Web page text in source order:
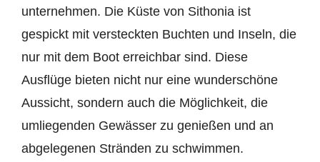
unternehmen. Die Küste von Sithonia ist
gespickt mit versteckten Buchten und Inseln, die
nur mit dem Boot erreichbar sind. Diese
Ausflüge bieten nicht nur eine wunderschöne
Aussicht, sondern auch die Möglichkeit, die
umliegenden Gewässer zu genießen und an
abgelegenen Stränden zu schwimmen.